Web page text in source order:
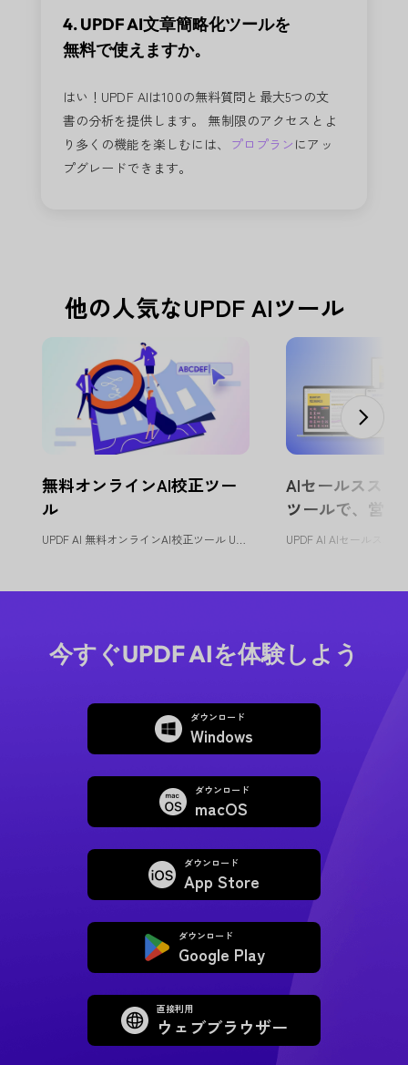
4. UPDF AI文章簡略化ツールを
無料で使えますか。
はい！UPDF AIは100の無料質問と最大5つの文
書の分析を提供します。 無制限のアクセスとよ
り多くの機能を楽しむには、
プロプラン にアッ
プグレードできます。
他の人気なUPDF AIツール
無料オンラインAI校正ツー
ル
AIセールススク
ツールで、営業
化
今すぐUPDF AIを体験しよう
ダウンロード
Windows
ダウンロード
macOS
ダウンロード
App Store
ダウンロード
Google Play
直接利用
ウェブブラウザー